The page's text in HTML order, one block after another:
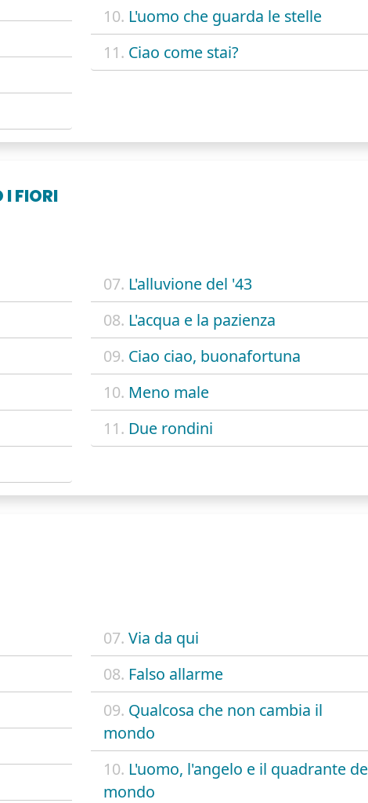
10. L'uomo che guarda le stelle
11. Ciao come stai?
FIORI
07. L'alluvione del '43
08. L'acqua e la pazienza
09. Ciao ciao, buonafortuna
10. Meno male
11. Due rondini
07. Via da qui
08. Falso allarme
09. Qualcosa che non cambia il
mondo
10. L'uomo, l'angelo e il quadrante
mondo